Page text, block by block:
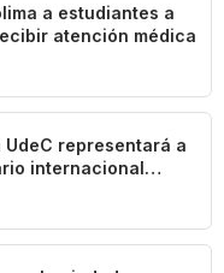
a estudiantes a
atención médica
representará a
internacional
ambiente y geotecnia